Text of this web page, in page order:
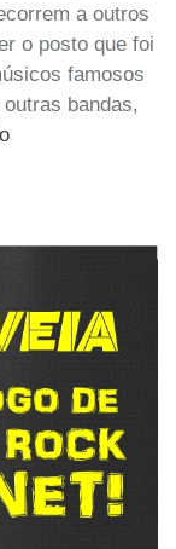
a outros
o posto que foi
famosos
bandas,